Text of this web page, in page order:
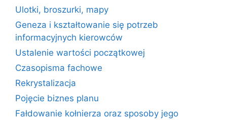
Ulotki, broszurki, mapy
Geneza i kształtowanie się potrzeb
informacyjnych kierowców
Ustalenie wartości początkowej
Czasopisma fachowe
Rekrystalizacja
Pojęcie biznes planu
Fałdowanie kołnierza oraz sposoby jego